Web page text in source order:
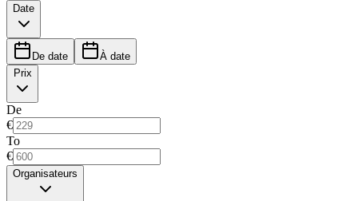
Date
De date
À date
Prix
De
€
To
€
Organisateurs